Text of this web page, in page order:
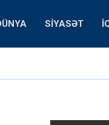
SIYASƏT